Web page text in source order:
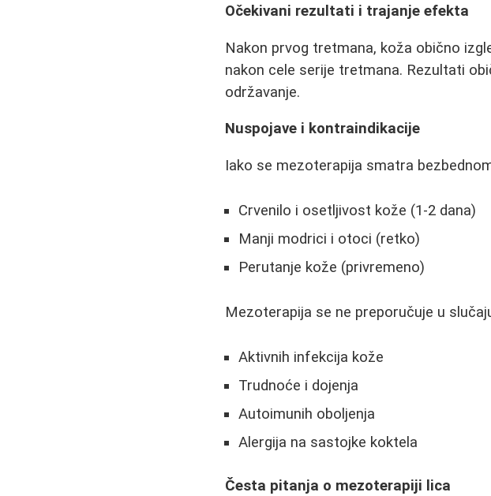
Očekivani rezultati i trajanje efekta
Nakon prvog tretmana, koža obično
nakon cele serije tretmana. Rezultati
održavanje.
Nuspojave i kontraindikacije
Iako se mezoterapija smatra
Crvenilo i osetljivost kože (1-2 dana)
Manji modrici i otoci (retko)
Perutanje kože (privremeno)
Mezoterapija se ne preporučuje u
Aktivnih infekcija kože
Trudnoće i dojenja
Autoimunih oboljenja
Alergija na sastojke koktela
Česta pitanja o mezoterapiji lica